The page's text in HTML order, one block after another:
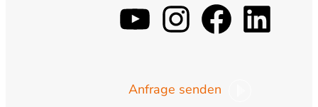
y
Anfrage senden